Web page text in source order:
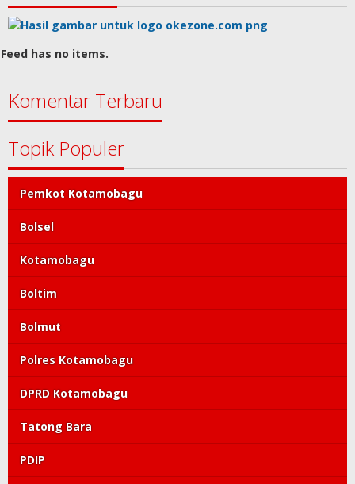
Feed has no items.
Komentar Terbaru
Topik Populer
Pemkot Kotamobagu
Bolsel
Kotamobagu
Boltim
Bolmut
Polres Kotamobagu
DPRD Kotamobagu
Tatong Bara
PDIP